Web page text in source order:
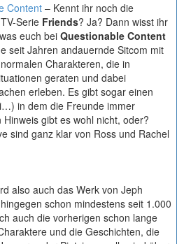
Content – Kennt ihr noch die
Serie Friends? Ja? Dann wisst ihr
euch bei Questionable Content
seit Jahren andauernde Sitcom mit
Charakteren, die in
geraten und dabei
erleben. Es gibt sogar einen
in dem die Freunde immer
gibt es wohl nicht, oder?
sind ganz klar von Ross und Rachel
also auch das Werk von Jeph
schon mindestens seit 1.000
auch die vorherigen schon lange
und die Geschichten, die